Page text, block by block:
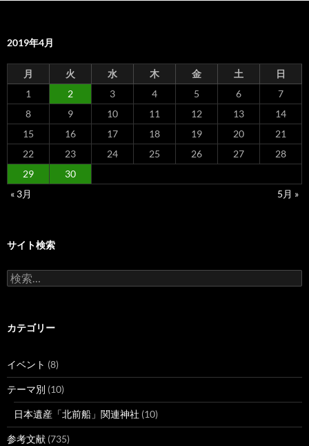
2019年4月
月 火 水 木 金 土
日
1
2 3 4 5 6
7
8
9 10 11 12 13
14
15
16 17 18 19 20
21
22
23 24 25 26 27
28
29
30
« 3月
5月 »
サイト検索
検
索:
カテゴリー
イベント (8)
テーマ別 (10)
日本遺産「北前船」関連神社 (10)
参考文献 (735)